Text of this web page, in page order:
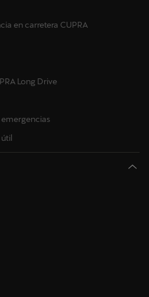
en carretera CUPRA
Long Drive
emergencias